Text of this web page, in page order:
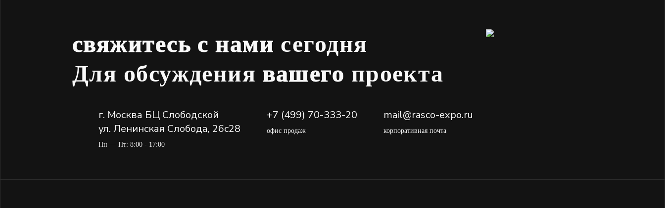
свяжитесь с нами сегодня
Для обсуждения вашего проекта
г. Москва БЦ Слободской
ул. Ленинская Слобода, 26с28
Пн — Пт: 8:00 - 17:00
+7 (499) 70-333-20
офис продаж
mail@rasco-expo.ru
корпоративная почта